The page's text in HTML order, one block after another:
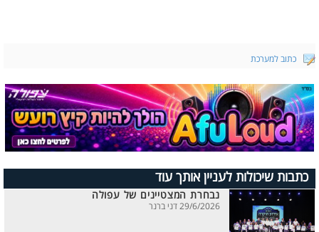
כתוב למערכת
כתבות שיכולות לעניין אותך עוד
נבחרת המצטיינים של עפולה
29/6/2026 דני ברנר